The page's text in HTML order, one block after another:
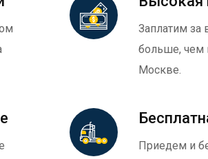
Заплатим за
больше, чем
Москве.
Приедем и